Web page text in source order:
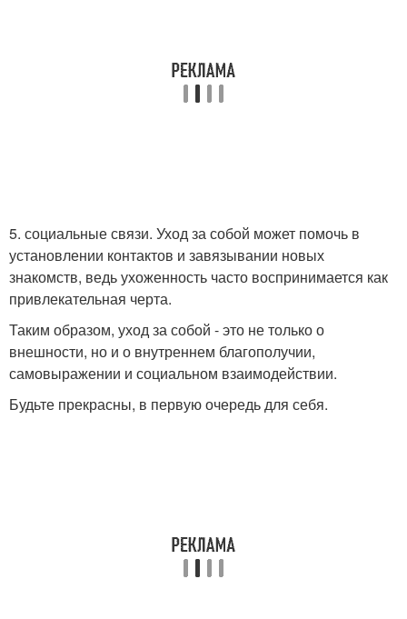
5. социальные связи. Уход за собой может помочь в
установлении контактов и завязывании новых
знакомств, ведь ухоженность часто воспринимается как
привлекательная черта.
Таким образом, уход за собой - это не только о
внешности, но и о внутреннем благополучии,
самовыражении и социальном взаимодействии.
Будьте прекрасны, в первую очередь для себя.